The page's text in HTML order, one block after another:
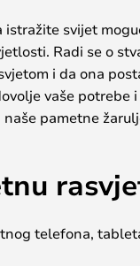
svijet
Radi se o
i da ona
vaše
pametne
telefona,